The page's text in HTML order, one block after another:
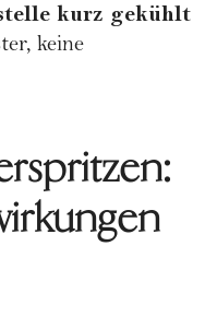
kurz gekühlt
keine